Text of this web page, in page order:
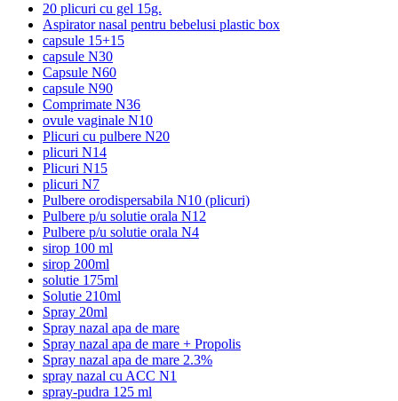
20 plicuri cu gel 15g.
Aspirator nasal pentru bebelusi plastic box
capsule 15+15
capsule N30
Capsule N60
capsule N90
Comprimate N36
ovule vaginale N10
Plicuri cu pulbere N20
plicuri N14
Plicuri N15
plicuri N7
Pulbere orodispersabila N10 (plicuri)
Pulbere p/u solutie orala N12
Pulbere p/u solutie orala N4
sirop 100 ml
sirop 200ml
solutie 175ml
Solutie 210ml
Spray 20ml
Spray nazal apa de mare
Spray nazal apa de mare + Propolis
Spray nazal apa de mare 2.3%
spray nazal cu ACC N1
spray-pudra 125 ml